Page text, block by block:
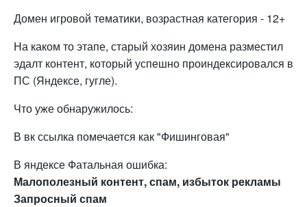
Домен игровой тематики, возрастная категория - 12+
На каком то этапе, старый хозяин домена разместил
эдалт контент, который успешно проиндексировался в
ПС (Яндексе, гугле).
Что уже обнаружилось:
В вк ссылка помечается как "Фишинговая"
В яндексе Фатальная ошибка:
Малополезный контент, спам, избыток рекламы
Запросный спам